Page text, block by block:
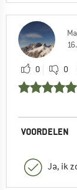
0 0
VOORDELEN
Ja, ik